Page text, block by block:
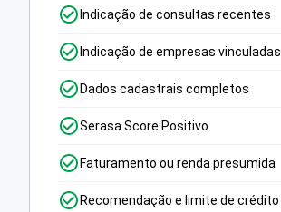
Indicação de consultas recentes
Indicação de empresas vinculadas
Dados cadastrais completos
Serasa Score Positivo
Faturamento ou renda presumida
Recomendação e limite de crédito